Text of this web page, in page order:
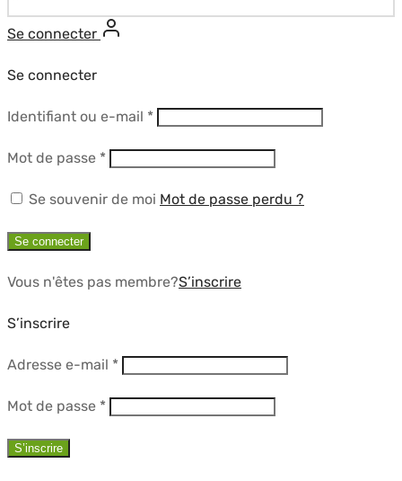
Se connecter
Se connecter
Identifiant ou e-mail *Obligatoire
Mot de passe *Obligatoire
Se souvenir de moi Mot de passe perdu ?
Se connecter
Vous n'êtes pas membre?S’inscrire
S’inscrire
Adresse e-mail *Obligatoire
Mot de passe *Obligatoire
S’inscrire